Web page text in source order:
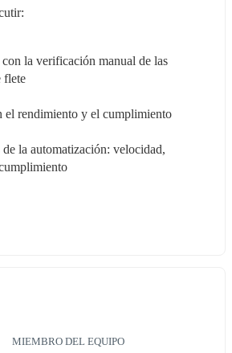
con la verificación manual de las
flete
el rendimiento y el cumplimiento
la automatización: velocidad,
MIEMBRO DEL EQUIPO